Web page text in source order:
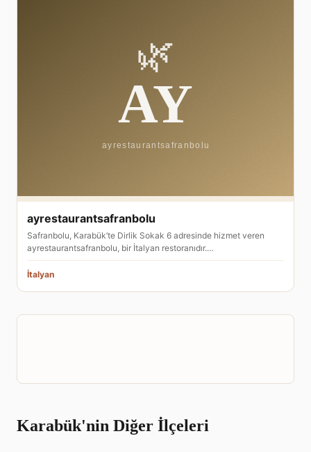
ayrestaurantsafranbolu
Safranbolu, Karabük’te Dirlik Sokak 6 adresinde hizmet veren
ayrestaurantsafranbolu, bir İtalyan restoranıdır.…
İtalyan
Karabük'nin Diğer İlçeleri